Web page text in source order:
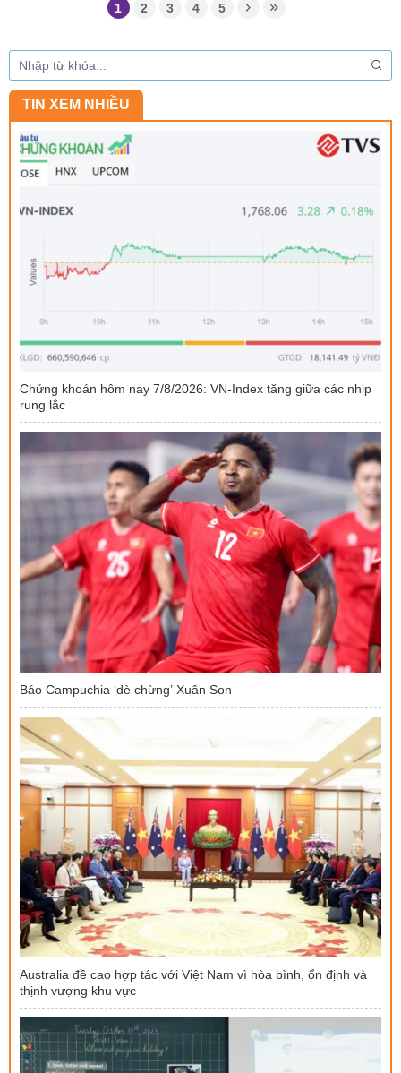
1 2 3 4 5
TIN XEM NHIỀU
Chứng khoán hôm nay 7/8/2026: VN-Index tăng giữa các nhịp
rung lắc
Báo Campuchia ‘dè chừng’ Xuân Son
Australia đề cao hợp tác với Việt Nam vì hòa bình, ổn định và
thịnh vượng khu vực